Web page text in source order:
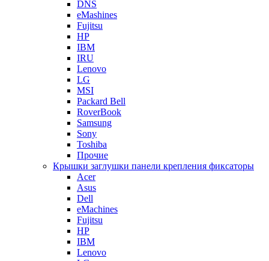
DNS
eMashines
Fujitsu
HP
IBM
IRU
Lenovo
LG
MSI
Packard Bell
RoverBook
Samsung
Sony
Toshiba
Прочие
Крышки заглушки панели крепления фиксаторы
Acer
Asus
Dell
eMachines
Fujitsu
HP
IBM
Lenovo